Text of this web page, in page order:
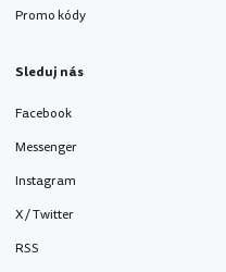
Promo kódy
Sleduj nás
Facebook
Messenger
Instagram
X / Twitter
RSS